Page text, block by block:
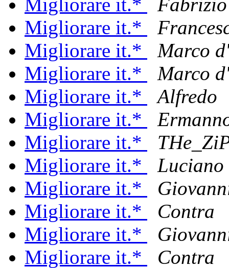
Migliorare it.*
Fabrizio
Migliorare it.*
Migliorare it.*
Marco
Migliorare it.*
Marco
Migliorare it.*
Alfredo
Migliorare it.*
Migliorare it.*
Migliorare it.*
Luciano
Migliorare it.*
Migliorare it.*
Contra
Migliorare it.*
Migliorare it.*
Contra